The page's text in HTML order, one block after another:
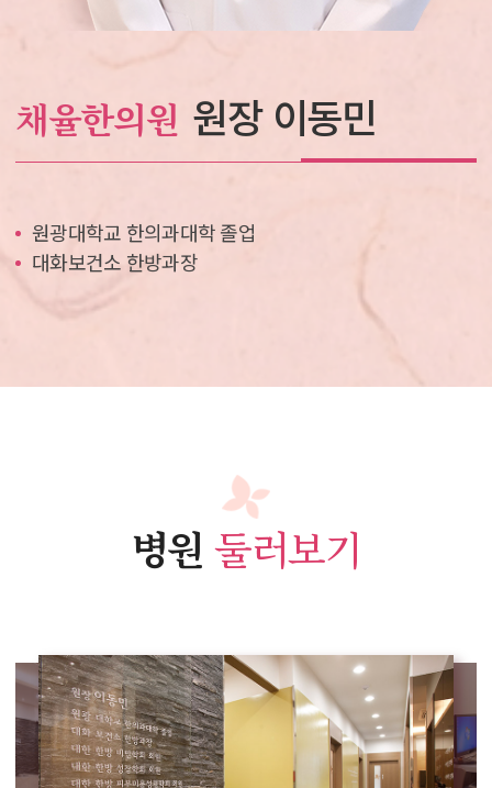
채율한의원 원장 이동민
원광대학교 한의과대학 졸업
대화보건소 한방과장
병원 둘러보기